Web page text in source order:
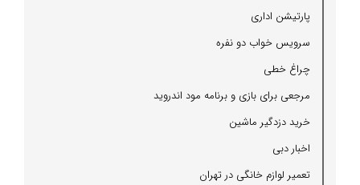
پارتیشن اداری
سرویس خواب دو نفره
چراغ خطی
مرجعی برای بازی و برنامه مود اندروید
خرید دزدگیر ماشین
اخبار دبی
تعمیر لوازم خانگی در تهران